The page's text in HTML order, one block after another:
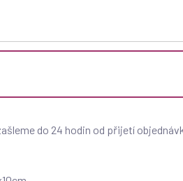
do 24 hodin od přijetí